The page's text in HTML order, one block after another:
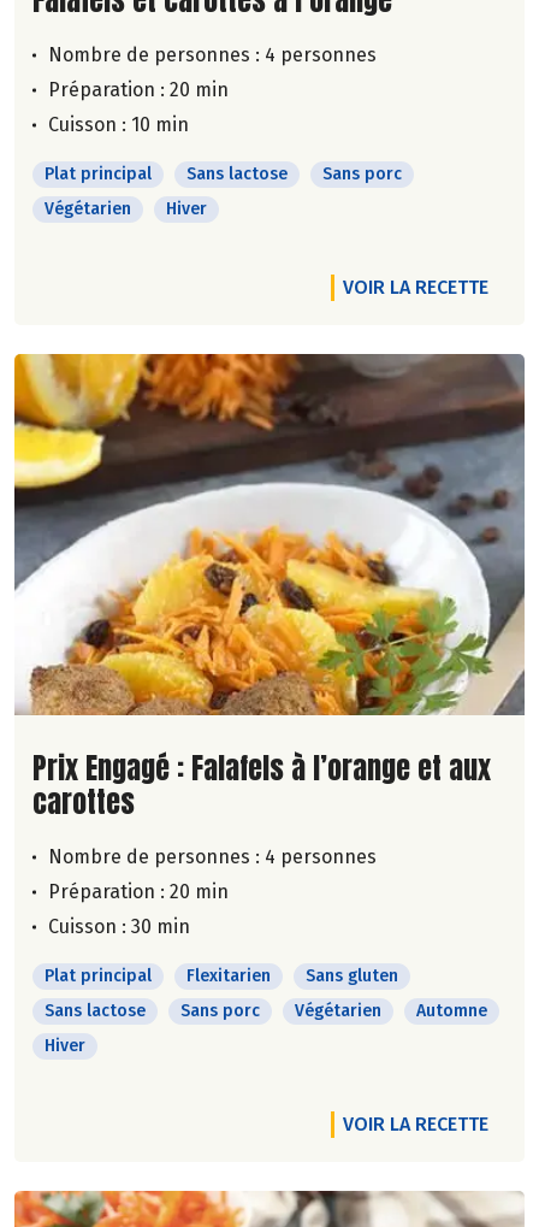
Nombre de personnes : 4 personnes
Préparation : 20 min
Cuisson : 10 min
Plat principal Sans lactose
Sans porc
Végétarien
Hiver
VOIR LA RECETTE
Lire la suite de la recette
Prix Engagé : Falafels à l’orange et aux
carottes
Nombre de personnes : 4 personnes
Préparation : 20 min
Cuisson : 30 min
Plat principal Flexitarien
Sans gluten
Sans lactose
Sans porc Végétarien
Automne
Hiver
VOIR LA RECETTE